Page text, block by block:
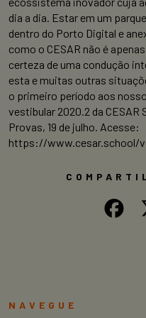
dia a dia. Estar em um
dentro do Porto Digital e
como o CESAR não é
certeza de uma condução
esta e muitas outras
o primeiro período aos
vestibular 2020.2 da CESAR
Provas, 19 de julho. Acesse:
https://www.cesar.school/
NAVEGUE